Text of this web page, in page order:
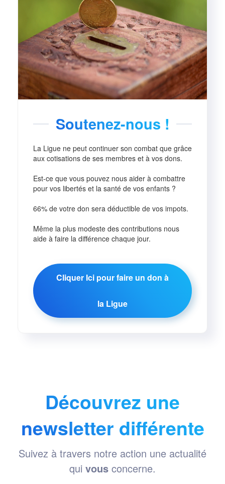
Soutenez-nous !
La Ligue ne peut continuer son combat que grâce
aux cotisations de ses membres et à vos dons.
Est-ce que vous pouvez nous aider à combattre
pour vos libertés et la santé de vos enfants ?
66% de votre don sera déductible de vos impots.
Même la plus modeste des contributions nous
aide à faire la différence chaque jour.
Cliquer Ici pour faire un don à
la Ligue
Découvrez une
newsletter différente
Suivez à travers notre action une actualité
qui vous concerne.